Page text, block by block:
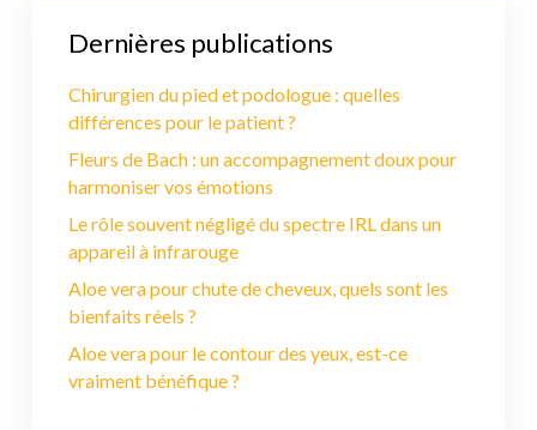
Dernières publications
Chirurgien du pied et podologue : quelles
différences pour le patient ?
Fleurs de Bach : un accompagnement doux pour
harmoniser vos émotions
Le rôle souvent négligé du spectre IRL dans un
appareil à infrarouge
Aloe vera pour chute de cheveux, quels sont les
bienfaits réels ?
Aloe vera pour le contour des yeux, est-ce
vraiment bénéfique ?